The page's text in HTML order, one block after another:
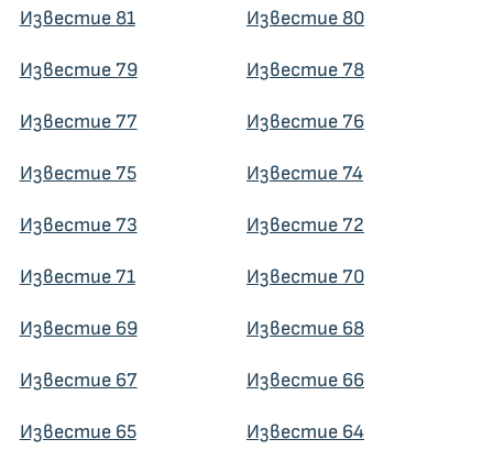
Известие 81 Известие 80
Известие 79 Известие 78
Известие 77 Известие 76
Известие 75 Известие 74
Известие 73 Известие 72
Известие 71 Известие 70
Известие 69 Известие 68
Известие 67 Известие 66
Известие 65 Известие 64